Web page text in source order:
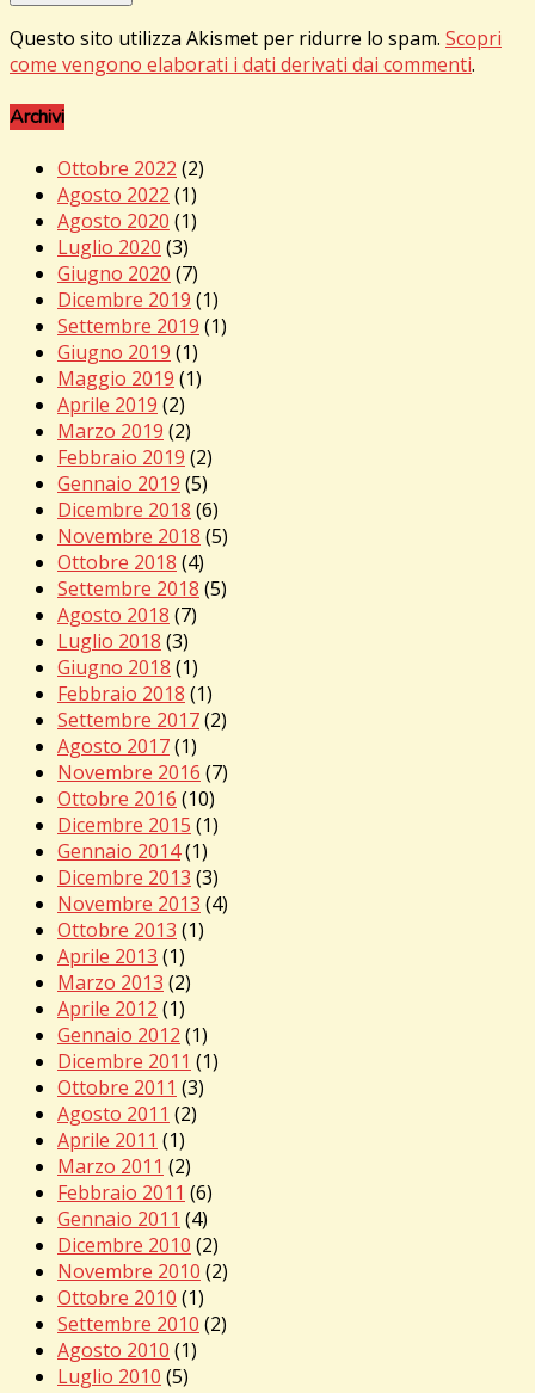
Questo sito utilizza Akismet per ridurre lo spam. Scopri
come vengono elaborati i dati derivati dai commenti.
Archivi
Ottobre 2022 (2)
Agosto 2022 (1)
Agosto 2020 (1)
Luglio 2020 (3)
Giugno 2020 (7)
Dicembre 2019 (1)
Settembre 2019 (1)
Giugno 2019 (1)
Maggio 2019 (1)
Aprile 2019 (2)
Marzo 2019 (2)
Febbraio 2019 (2)
Gennaio 2019 (5)
Dicembre 2018 (6)
Novembre 2018 (5)
Ottobre 2018 (4)
Settembre 2018 (5)
Agosto 2018 (7)
Luglio 2018 (3)
Giugno 2018 (1)
Febbraio 2018 (1)
Settembre 2017(2)
Agosto 2017(1)
Novembre 2016 (7)
Ottobre 2016 (10)
Dicembre 2015 (1)
Gennaio 2014(1)
Dicembre 2013 (3)
Novembre 2013 (4)
Ottobre 2013 (1)
Aprile 2013 (1)
Marzo 2013 (2)
Aprile 2012 (1)
Gennaio 2012 (1)
Dicembre 2011 (1)
Ottobre 2011 (3)
Agosto 2011 (2)
Aprile 2011 (1)
Marzo 2011 (2)
Febbraio 2011 (6)
Gennaio 2011 (4)
Dicembre 2010 (2)
Novembre 2010 (2)
Ottobre 2010 (1)
Settembre 2010 (2)
Agosto 2010 (1)
Luglio 2010 (5)